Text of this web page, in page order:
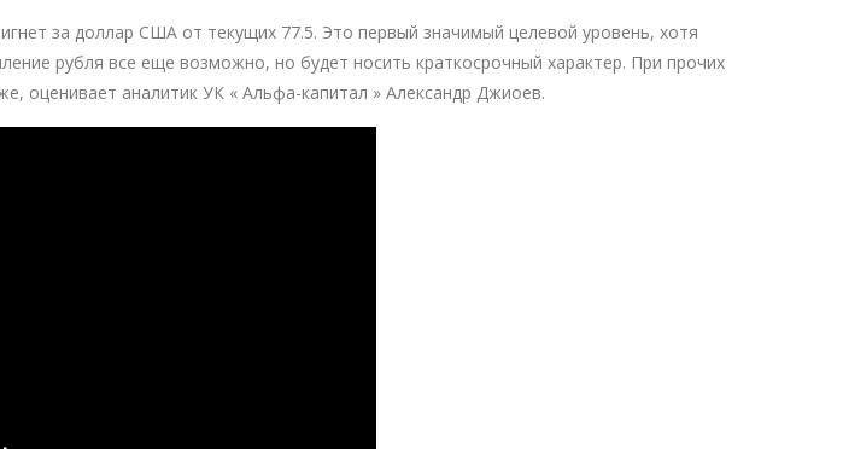
за доллар США от текущих 77.5. Это первый значимый целевой уровень, хотя
рубля все еще возможно, но будет носить краткосрочный характер. При прочих
оценивает аналитик УК « Альфа-капитал » Александр Джиоев.